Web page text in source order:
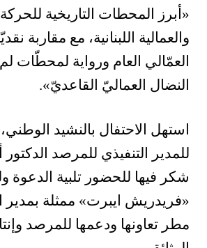
«أبرز المحطات التاريخية للحركة
والعمالية اللبنانية، مع مقاربة
العمّالي العام ورواية لمحطّات
النضال العماليّ القاعديّ».
استهل الاحتفال بالنشيد
للمدير التنفيذي للمرصد الدكتور
شكر فيها للحضور تلبية
«فريدريش ايبرت» ممثلة بمدير
مطر تعاونها ودعمها للمرصد